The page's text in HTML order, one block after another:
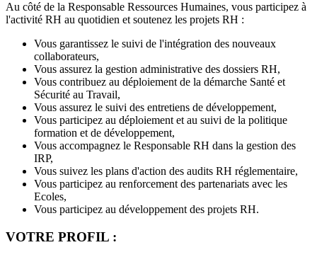
Au côté de la Responsable Ressources Humaines, vous participez à
l'activité RH au quotidien et soutenez les projets RH :
Vous garantissez le suivi de l'intégration des nouveaux
collaborateurs,
Vous assurez la gestion administrative des dossiers RH,
Vous contribuez au déploiement de la démarche Santé et
Sécurité au Travail,
Vous assurez le suivi des entretiens de développement,
Vous participez au déploiement et au suivi de la politique
formation et de développement,
Vous accompagnez le Responsable RH dans la gestion des
IRP,
Vous suivez les plans d'action des audits RH réglementaire,
Vous participez au renforcement des partenariats avec les
Ecoles,
Vous participez au développement des projets RH.
VOTRE PROFIL :